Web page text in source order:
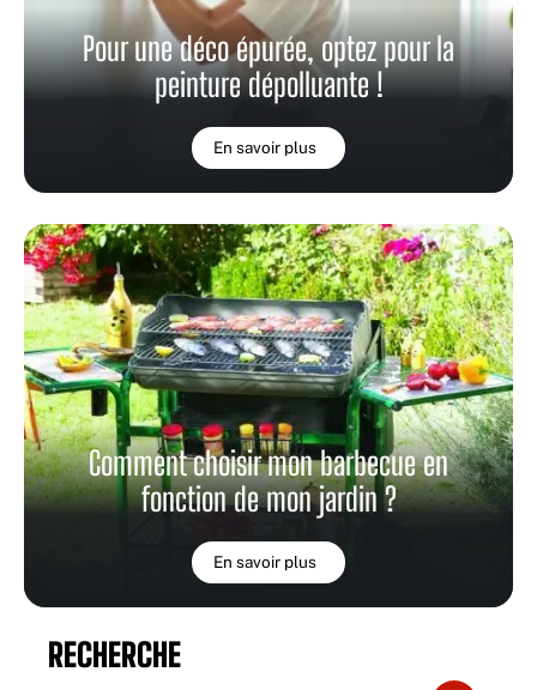
Pour une déco épurée, optez pour la
peinture dépolluante !
En savoir plus
Comment choisir mon barbecue en
fonction de mon jardin ?
En savoir plus
RECHERCHE